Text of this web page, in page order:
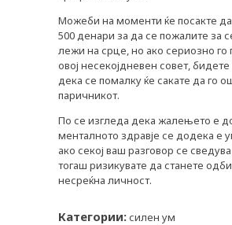
Можеби на моменти ќе посакте
500 денари за да се пожалите за
лежи на срце, но ако сериозно го
овој несекојдневен совет, бидете
дека се помалку ќе сакате да го
паричникот.
По се изгледа дека жалењето е
менталното здравје се додека е
ако секој ваш разговор се
тогаш ризикувате да станете
несреќна личност.
Категории:силен ум